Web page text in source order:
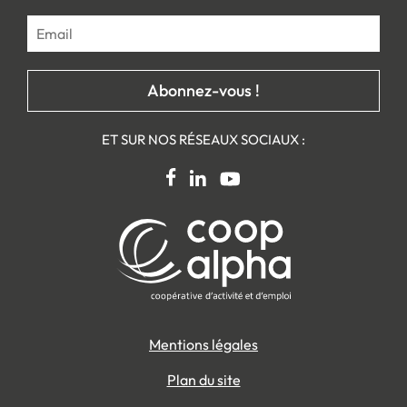
ET SUR NOS RÉSEAUX SOCIAUX :
Mentions légales
Plan du site